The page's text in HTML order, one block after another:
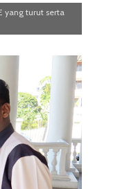
yang turut serta